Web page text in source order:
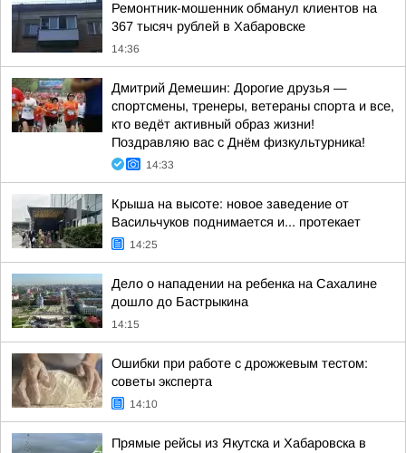
Ремонтник-мошенник обманул клиентов на
367 тысяч рублей в Хабаровске
14:36
Дмитрий Демешин: Дорогие друзья —
спортсмены, тренеры, ветераны спорта и все,
кто ведёт активный образ жизни!
Поздравляю вас с Днём физкультурника!
14:33
Крыша на высоте: новое заведение от
Васильчуков поднимается и... протекает
14:25
Дело о нападении на ребенка на Сахалине
дошло до Бастрыкина
14:15
Ошибки при работе с дрожжевым тестом:
советы эксперта
14:10
Прямые рейсы из Якутска и Хабаровска в